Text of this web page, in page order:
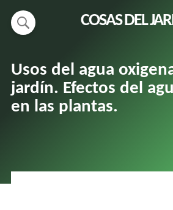
COSAS DEL
Usos del agua
jardín. Efectos del
en las plantas.